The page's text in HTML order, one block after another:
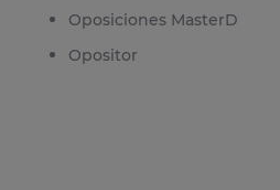
Oposiciones MasterD
Opositor